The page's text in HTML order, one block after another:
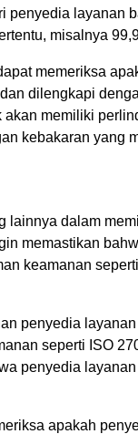
penyedia layanan
misalnya
memeriksa
dilengkapi
memiliki
kebakaran yang
lainnya dalam
memastikan
keamanan
penyedia
seperti ISO
penyedia
apakah